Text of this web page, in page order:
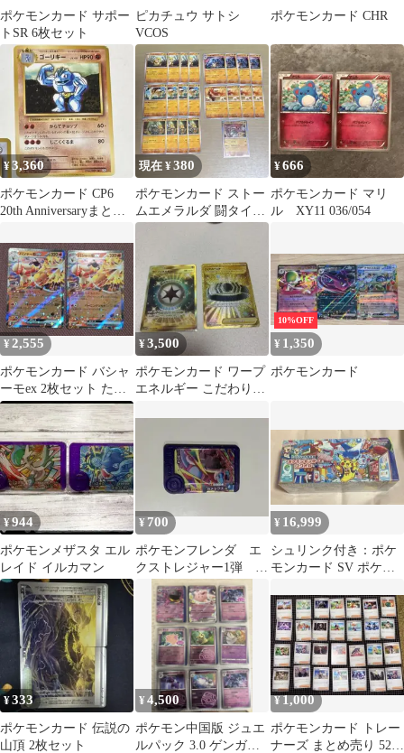
ポケモンカード サポー
トSR 6枚セット
ピカチュウ サトシ
VCOS
ポケモンカード CHR
¥3,360
ポケモンカード CP6
20th Anniversaryまとめ
現在 ¥380
ポケモンカード ストー
ムエメラルダ 闘タイプ
まとめ売り
¥666
ポケモンカード マリ
ル XY11 036/054
¥2,555
ポケモンカード バシャ
ーモex 2枚セット たぎ
るとうし
¥3,500
ポケモンカード ワープ
エネルギー こだわりベ
10%OFF
¥ 1,350
ポケモンカード
¥944
ポケモンメザスタ エル
レイド イルカマン
¥700
ポケモンフレンダ エ
クストレジャー1弾 カ
メックス
¥ 16,999
シュリンク付き：ポケ
モンカード SV ポケモ
ペシャルBOX
¥333
ポケモンカード 伝説の
山頂 2枚セット
¥4,500
ポケモン中国版 ジュエ
ルパック 3.0 ゲンガー
¥1,000
ポケモンカード トレー
ナーズ まとめ売り 52枚